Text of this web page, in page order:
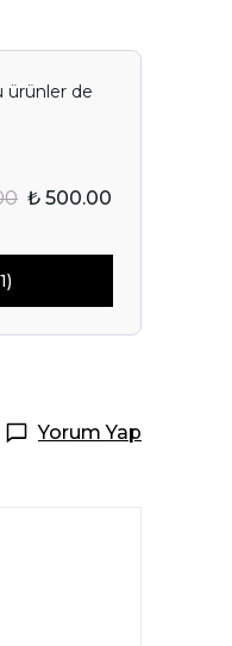
ürünler de
₺ 500.00
Yorum Yap